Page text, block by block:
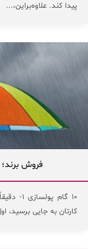
پیدا کند. علاوه‌براین،...
فروش برند؛
۱۰ گام
کارتان به جایی برسید،